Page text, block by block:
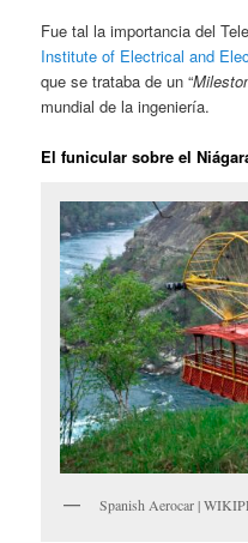
Fue tal la importancia del
Institute of Electrical and
que se trataba de un “
mundial de la ingeniería.
El funicular sobre el
Spanish Aerocar |